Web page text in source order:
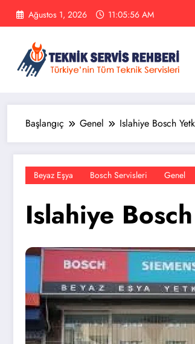
İçeriğe
Ağustos 1, 2026 11:05:56 AM
Başlangıç Genel Islahiye Bosch
Beyaz Eşya Bosch Servisleri Genel
Islahiye